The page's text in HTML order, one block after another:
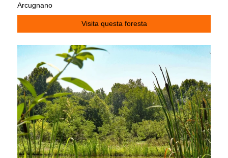
Arcugnano
Visita questa foresta